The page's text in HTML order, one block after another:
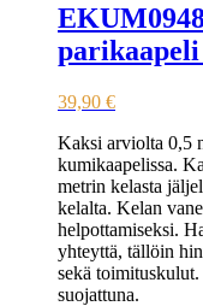
parikaapeli
39,90 €
Kaksi arviolta 0,5
kumikaapelissa.
metrin kelasta
kelalta. Kelan
helpottamiseksi.
yhteyttä, tällöin
sekä
suojattuna.